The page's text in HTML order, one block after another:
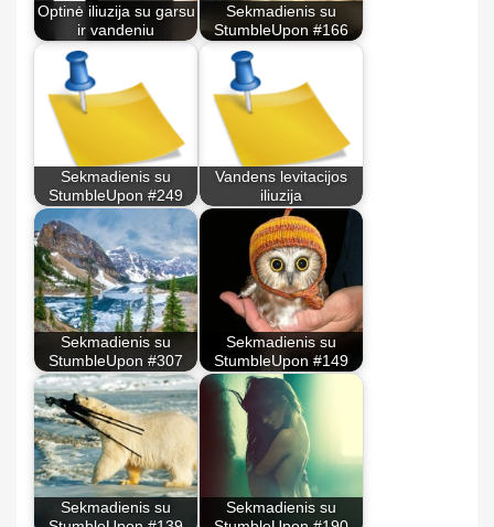
Optinė iliuzija su garsu
ir vandeniu
Sekmadienis su
StumbleUpon #166
Sekmadienis su
StumbleUpon #249
Vandens levitacijos
iliuzija
Sekmadienis su
StumbleUpon #307
Sekmadienis su
StumbleUpon #149
Sekmadienis su
Sekmadienis su